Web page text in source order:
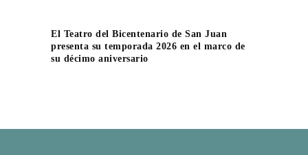
El Teatro del Bicentenario de San Juan
presenta su temporada 2026 en el marco de
su décimo aniversario